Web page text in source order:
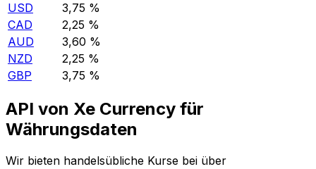
USD
3,75 %
CAD
2,25 %
AUD
3,60 %
NZD
2,25 %
GBP
3,75 %
API von Xe Currency für
Währungsdaten
Wir bieten handelsübliche Kurse bei über